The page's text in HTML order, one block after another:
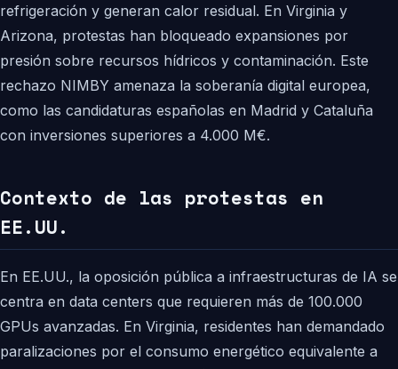
refrigeración y generan calor residual. En Virginia y
Arizona, protestas han bloqueado expansiones por
presión sobre recursos hídricos y contaminación. Este
rechazo NIMBY amenaza la soberanía digital europea,
como las candidaturas españolas en Madrid y Cataluña
con inversiones superiores a 4.000 M€.
Contexto de las protestas en
EE.UU.
En EE.UU., la oposición pública a infraestructuras de IA se
centra en data centers que requieren más de 100.000
GPUs avanzadas. En Virginia, residentes han demandado
paralizaciones por el consumo energético equivalente a